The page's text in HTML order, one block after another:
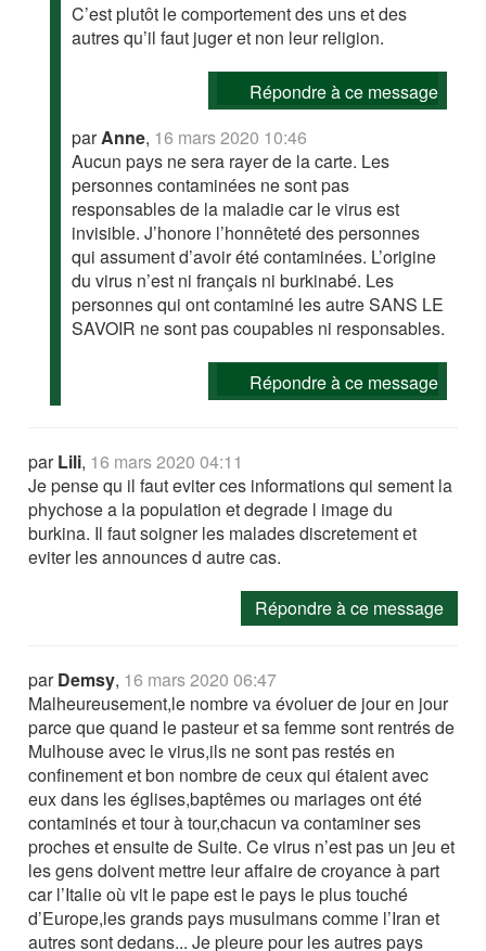
C’est plutôt le comportement des uns et des
autres qu’il faut juger et non leur religion.
Répondre à ce message
parAnne, 16 mars 2020 10:46
Aucun pays ne sera rayer de la carte. Les
personnes contaminées ne sont pas
responsables de la maladie car le virus est
invisible. J’honore l’honnêteté des personnes
qui assument d’avoir été contaminées. L’origine
du virus n’est ni français ni burkinabé. Les
personnes qui ont contaminé les autre SANS LE
SAVOIR ne sont pas coupables ni responsables.
Répondre à ce message
parLili, 16 mars 2020 04:11
Je pense qu il faut eviter ces informations qui sement la
phychose a la population et degrade l image du
burkina. Il faut soigner les malades discretement et
eviter les announces d autre cas.
Répondre à ce message
parDemsy, 16 mars 2020 06:47
Malheureusement,le nombre va évoluer de jour en jour
parce que quand le pasteur et sa femme sont rentrés de
Mulhouse avec le virus,ils ne sont pas restés en
confinement et bon nombre de ceux qui étaient avec
eux dans les églises,baptêmes ou mariages ont été
contaminés et tour à tour,chacun va contaminer ses
proches et ensuite de Suite. Ce virus n’est pas un jeu et
les gens doivent mettre leur affaire de croyance à part
car l’Italie où vit le pape est le pays le plus touché
d’Europe,les grands pays musulmans comme l’Iran et
autres sont dedans... Je pleure pour les autres pays